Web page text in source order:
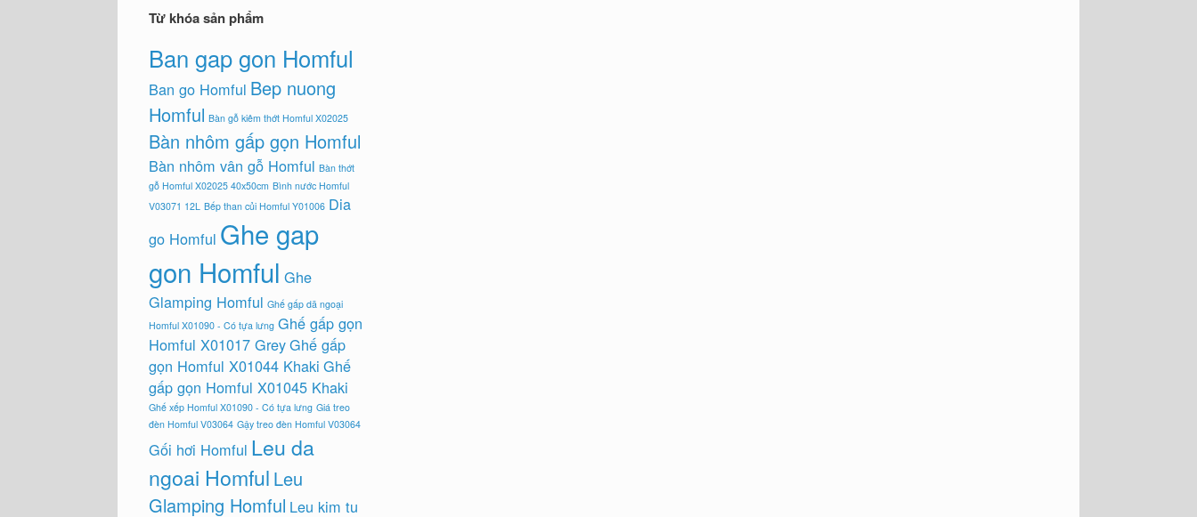
Từ khóa sản phẩm
Ban gap gon Homful
Ban go Homful Bep nuong
Homful Bàn gỗ kiêm thớt Homful X02025
Bàn nhôm gấp gọn Homful
Bàn nhôm vân gỗ Homful Bàn thớt
gỗ Homful X02025 40x50cm Bình nước Homful
V03071 12L Bếp than củi Homful Y01006 Dia
go Homful Ghe gap
gon Homful Ghe
Glamping Homful Ghế gấp dã ngoại
Homful X01090 - Có tựa lưng Ghế gấp gọn
Homful X01017 GreyGhế gấp
gọn Homful X01044 Khaki Ghế
gấp gọn Homful X01045 Khaki
Ghế xếp Homful X01090 - Có tựa lưng Giá treo
đèn Homful V03064 Gậy treo đèn Homful V03064
Gối hơi Homful Leu da
ngoai Homful Leu
Glamping Homful Leu kim tu